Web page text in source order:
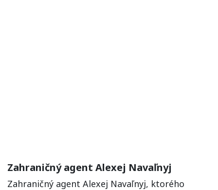
Zahraničný agent Alexej Navaľnyj
Zahraničný agent Alexej Navaľnyj, ktorého